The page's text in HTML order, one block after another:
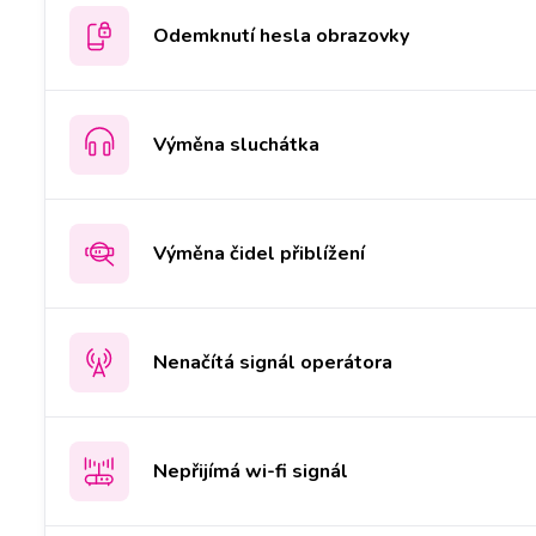
Odemknutí hesla obrazovky
Výměna sluchátka
Výměna čidel přiblížení
Nenačítá signál operátora
Nepřijímá wi-fi signál